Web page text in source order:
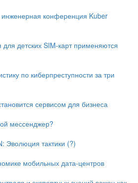
конференция Kuber
детских SIM-карт применяются
по киберпреступности за три
сервисом для бизнеса
мессенджер?
Эволюция тактики (?)
мобильных дата-центров